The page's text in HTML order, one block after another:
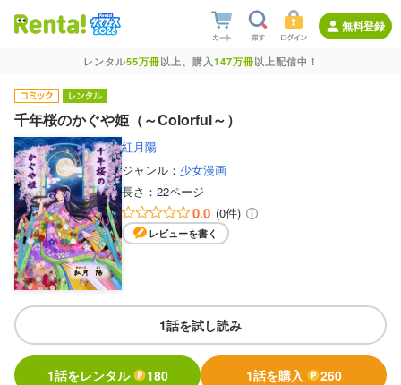
無料登録
レンタル55万冊以上、購入147万冊以上配信中！
千年桜のかぐや姫（～Colorful～）
紅月陽
ジャンル： 少女漫画
長さ： 22ページ
0.0 (0件)
レビューを書く
1話を試し読み
1話をレンタル 180 1話を購入 260